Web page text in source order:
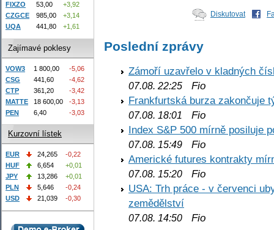
Diskutovat
Poslední zprávy
Zámoří uzavřelo v kladných
07.08. 22:25 Fio
Frankfurtská burza zakončuje
07.08. 18:01
Fio
Index S&P 500 mírně posiluje
07.08. 15:49 Fio
Americké futures kontrakty
07.08. 15:20 Fio
USA: Trh práce - v červenci
zemědělství
07.08. 14:50 Fio
FIXZO
53,00
+3,92
CZGCE
985,00
+3,14
UQA
441,80 +1,61
Zajímavé poklesy
VOW3 1 800,00
-5,06
CSG
441,60
-4,62
CTP
361,20
-3,42
MATTE
18 600,00
-3,13
PEN
6,40 -3,03
Kurzovní lístek
EUR 24,265
-0,22
HUF
6,654
+0,01
JPY
13,286
+0,01
PLN
5,646
-0,24
USD
21,039 -0,30